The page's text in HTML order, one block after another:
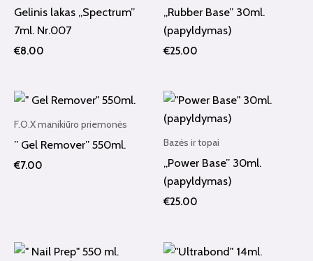
Gelinis lakas „Spectrum”
7ml. Nr.007
€8.00
„Rubber Base” 30ml.
(papyldymas)
€25.00
F.O.X manikiūro priemonės
” Gel Remover” 550ml.
€7.00
Bazės ir topai
„Power Base” 30ml.
(papyldymas)
€25.00